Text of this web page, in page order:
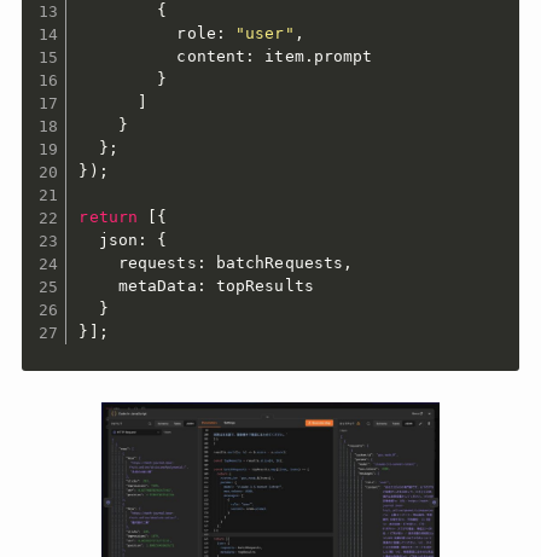
{
          role
: "user" ,
          content
: item. prompt
}
}
} ;
} ) ;
return
{
  json
:
{
    requests
: batchRequests ,
    metaData
:
topResults
}
}
;